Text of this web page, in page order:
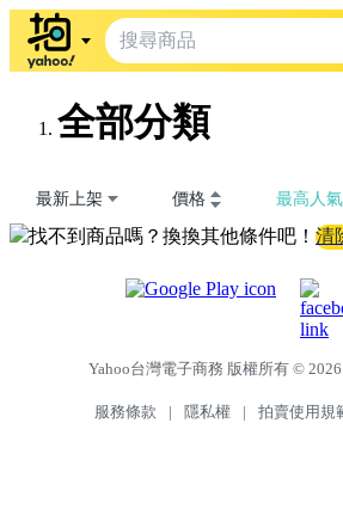
全部分類
最新上架 價格 最高人氣
找不到商品嗎？換換其他條件吧！ 清
Yahoo台灣電子商務 版權所有 ©
服務條款 | 隱私權 | 拍賣使用規